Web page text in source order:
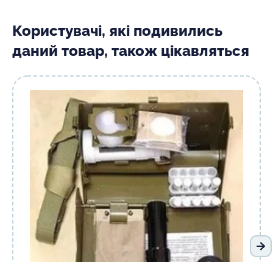
Користувачі, які подивились
даний товар, також цікавляться